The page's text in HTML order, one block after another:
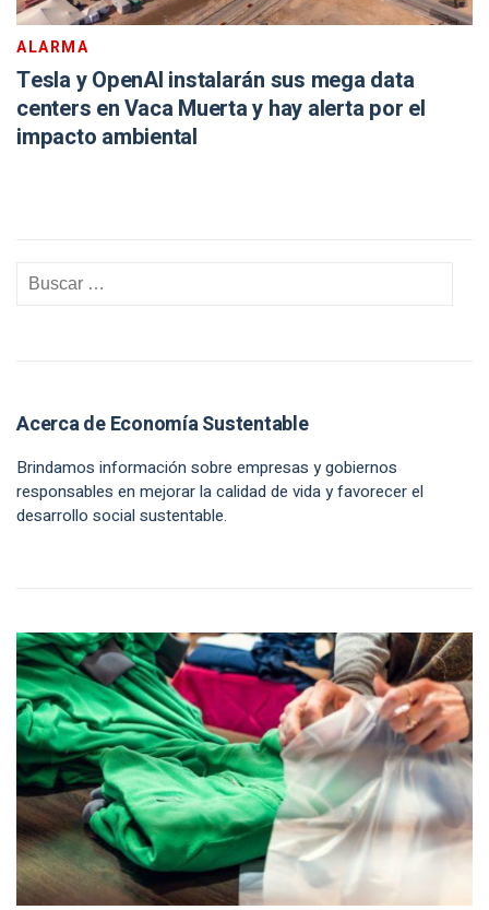
ALARMA
Tesla y OpenAI instalarán sus mega data
centers en Vaca Muerta y hay alerta por el
impacto ambiental
Acerca de Economía Sustentable
Brindamos información sobre empresas y gobiernos
responsables en mejorar la calidad de vida y favorecer el
desarrollo social sustentable.